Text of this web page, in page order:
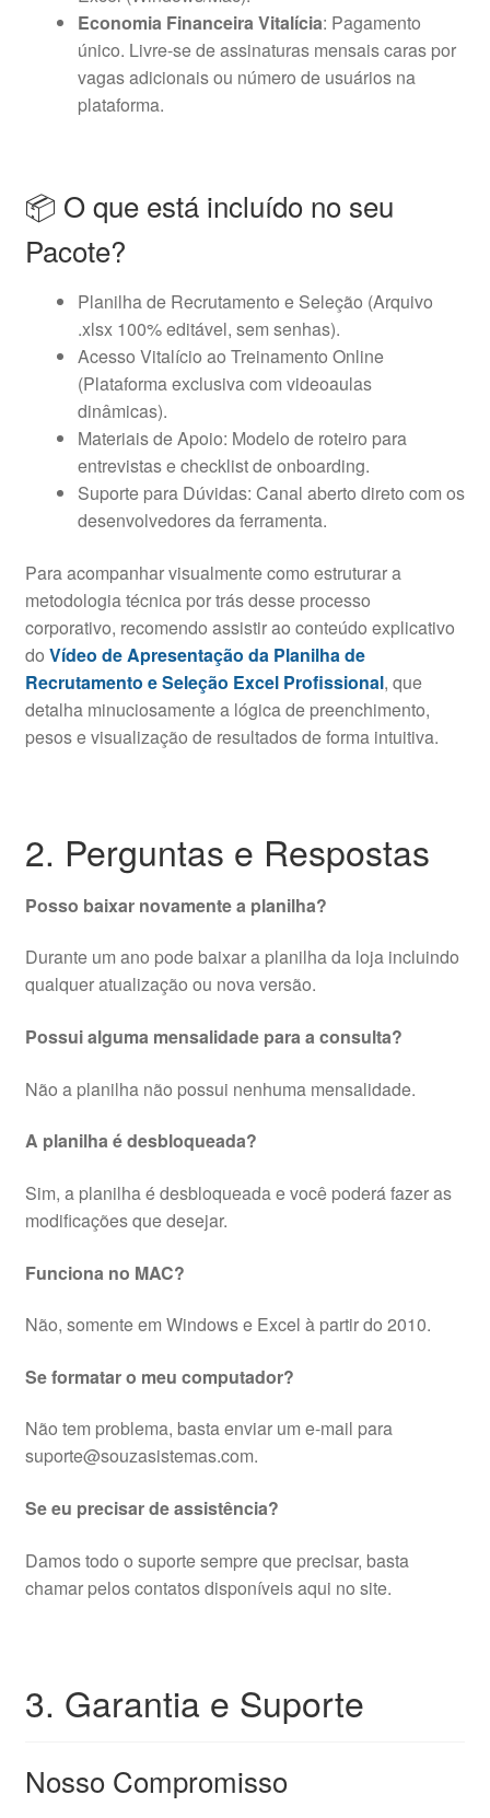
Economia Financeira Vitalícia: Pagamento
único. Livre-se de assinaturas mensais caras por
vagas adicionais ou número de usuários na
plataforma.
📦 O que está incluído no seu
Pacote?
Planilha de Recrutamento e Seleção (Arquivo
.xlsx 100% editável, sem senhas).
Acesso Vitalício ao Treinamento Online
(Plataforma exclusiva com videoaulas
dinâmicas).
Materiais de Apoio: Modelo de roteiro para
entrevistas e checklist de onboarding.
Suporte para Dúvidas: Canal aberto direto com os
desenvolvedores da ferramenta.
Para acompanhar visualmente como estruturar a
metodologia técnica por trás desse processo
corporativo, recomendo assistir ao conteúdo explicativo
do Vídeo de Apresentação da Planilha de
Recrutamento e Seleção Excel Profissional, que
detalha minuciosamente a lógica de preenchimento,
pesos e visualização de resultados de forma intuitiva.
2. Perguntas e Respostas
Posso baixar novamente a planilha?
Durante um ano pode baixar a planilha da loja incluindo
qualquer atualização ou nova versão.
Possui alguma mensalidade para a consulta?
Não a planilha não possui nenhuma mensalidade.
A planilha é desbloqueada?
Sim, a planilha é desbloqueada e você poderá fazer as
modificações que desejar.
Funciona no MAC?
Não, somente em Windows e Excel à partir do 2010.
Se formatar o meu computador?
Não tem problema, basta enviar um e-mail para
suporte@souzasistemas.com.
Se eu precisar de assistência?
Damos todo o suporte sempre que precisar, basta
chamar pelos contatos disponíveis aqui no site.
3. Garantia e Suporte
Nosso Compromisso